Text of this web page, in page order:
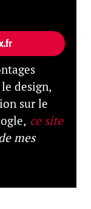
unefaible
design,
sur le
ce site
mes